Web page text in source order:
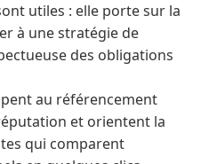
utiles : elle porte sur la
à une stratégie de
des obligations
au référencement
et orientent la
qui comparent